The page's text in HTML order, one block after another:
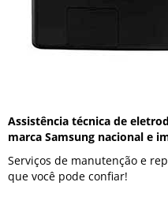
Assistência técnica de
marca Samsung nacional e
Serviços de manutenção e
que você pode confiar!